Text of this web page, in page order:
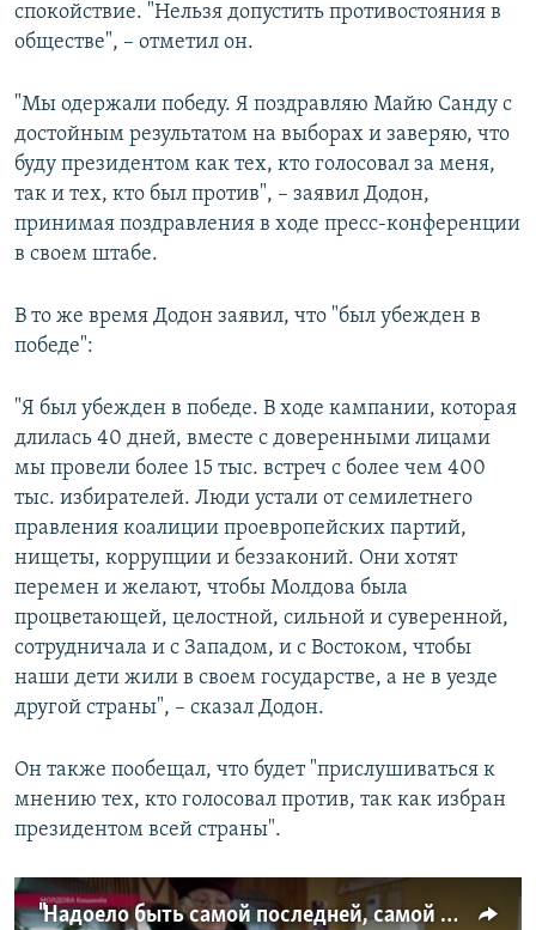
спокойствие. "Нельзя допустить противостояния в
обществе", – отметил он.
"Мы одержали победу. Я поздравляю Майю Санду с
достойным результатом на выборах и заверяю, что
буду президентом как тех, кто голосовал за меня,
так и тех, кто был против", – заявил Додон,
принимая поздравления в ходе пресс-конференции
в своем штабе.
В то же время Додон заявил, что "был убежден в
победе":
"Я был убежден в победе. В ходе кампании, которая
длилась 40 дней, вместе с доверенными лицами
мы провели более 15 тыс. встреч с более чем 400
тыс. избирателей. Люди устали от семилетнего
правления коалиции проевропейских партий,
нищеты, коррупции и беззаконий. Они хотят
перемен и желают, чтобы Молдова была
процветающей, целостной, сильной и суверенной,
сотрудничала и с Западом, и с Востоком, чтобы
наши дети жили в своем государстве, а не в уезде
другой страны", – сказал Додон.
Он также пообещал, что будет "прислушиваться к
мнению тех, кто голосовал против, так как избран
президентом всей страны".
"Надоело быть самой последней, самой бедной страной в Европе": как Молдова выбирала президента